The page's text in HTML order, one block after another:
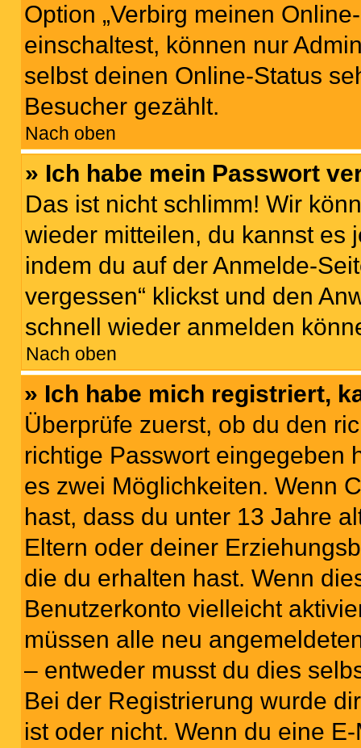
Option „Verbirg meinen
einschaltest, können nur
selbst deinen Online-Status
Besucher gezählt.
Nach oben
» Ich habe mein Passwort
Das ist nicht schlimm! Wir
wieder mitteilen, du kannst es
indem du auf der Anmelde-
vergessen“ klickst und den
schnell wieder anmelden
Nach oben
» Ich habe mich registriert,
Überprüfe zuerst, ob du den
richtige Passwort eingegeben
es zwei Möglichkeiten. Wenn
hast, dass du unter 13 Jahre
Eltern oder deiner
die du erhalten hast. Wenn
Benutzerkonto vielleicht
müssen alle neu
– entweder musst du dies
Bei der Registrierung wurde
ist oder nicht. Wenn du eine